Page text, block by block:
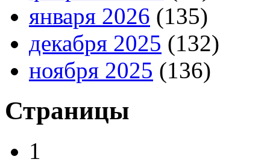
января 2026 (135)
декабря 2025 (132)
ноября 2025 (136)
Страницы
1